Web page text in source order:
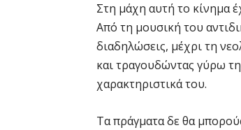
Στη μάχη αυτή το κίνημα
Από τη μουσική του
διαδηλώσεις, μέχρι τη
και τραγουδώντας γύρω
χαρακτηριστικά του.
Τα πράγματα δε θα